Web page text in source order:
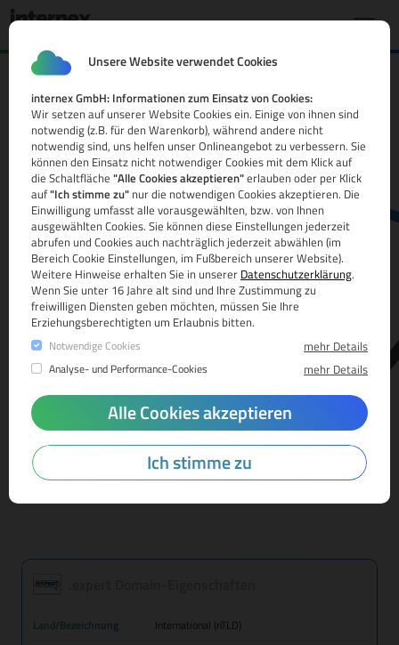
Unsere Website verwendet Cookies
internex GmbH: Informationen zum Einsatz von Cookies:
Wir setzen auf unserer Website Cookies ein. Einige von ihnen sind
notwendig (z.B. für den Warenkorb), während andere nicht
notwendig sind, uns helfen unser Onlineangebot zu verbessern. Sie
können den Einsatz nicht notwendiger Cookies mit dem Klick auf
die Schaltfläche "Alle Cookies akzeptieren"erlauben oder per Klick
auf"Ich stimme zu" nur die notwendigen Cookies akzeptieren. Die
Einwilligung umfasst alle vorausgewählten, bzw. von Ihnen
ausgewählten Cookies. Sie können diese Einstellungen jederzeit
abrufen und Cookies auch nachträglich jederzeit abwählen (im
Bereich Cookie Einstellungen, im Fußbereich unserer Website).
Weitere Hinweise erhalten Sie in unserer Datenschutzerklärung.
Wenn Sie unter 16 Jahre alt sind und Ihre Zustimmung zu
freiwilligen Diensten geben möchten, müssen Sie Ihre
Erziehungsberechtigten um Erlaubnis bitten.
Notwendige Cookies mehr Details
Analyse- und Performance-Cookies mehr Details
Alle Cookies akzeptieren
Ich stimme zu
.expert Domain
Alle Infos
www.
Mehr Infos zur Domain-Endung
Land/Bezeichnung
International (nTLD)